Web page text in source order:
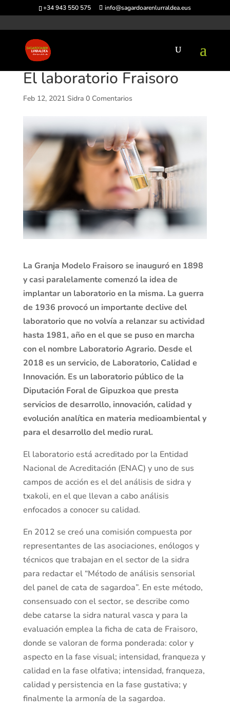
+34 943 550 575 info@sagardoarenlurraldea.eus
El laboratorio Fraisoro
Feb 12, 2021 Sidra 0 Comentarios
La Granja Modelo Fraisoro se inauguró en 1898
y casi paralelamente comenzó la idea de
implantar un laboratorio en la misma. La guerra
de 1936 provocó un importante declive del
laboratorio que no volvía a relanzar su actividad
hasta 1981, año en el que se puso en marcha
con el nombre Laboratorio Agrario. Desde el
2018 es un servicio, de Laboratorio, Calidad e
Innovación. Es un laboratorio público de la
Diputación Foral de Gipuzkoa que presta
servicios de desarrollo, innovación, calidad y
evolución analítica en materia medioambiental y
para el desarrollo del medio rural.
El laboratorio está acreditado por la Entidad
Nacional de Acreditación (ENAC) y uno de sus
campos de acción es el del análisis de sidra y
txakoli, en el que llevan a cabo análisis
enfocados a conocer su calidad.
En 2012 se creó una comisión compuesta por
representantes de las asociaciones, enólogos y
técnicos que trabajan en el sector de la sidra
para redactar el “Método de análisis sensorial
del panel de cata de sagardoa”. En este método,
consensuado con el sector, se describe como
debe catarse la sidra natural vasca y para la
evaluación emplea la ficha de cata de Fraisoro,
donde se valoran de forma ponderada: color y
aspecto en la fase visual; intensidad, franqueza y
calidad en la fase olfativa; intensidad, franqueza,
calidad y persistencia en la fase gustativa; y
finalmente la armonía de la sagardoa.